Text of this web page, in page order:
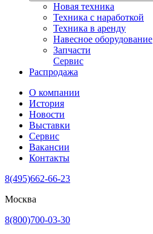
Новая техника
Техника с наработкой
Техника в аренду
Навесное оборудование
Запчасти
Сервис
Распродажа
О компании
История
Новости
Выставки
Сервис
Вакансии
Контакты
8(495)662-66-23
Москва
8(800)700-03-30